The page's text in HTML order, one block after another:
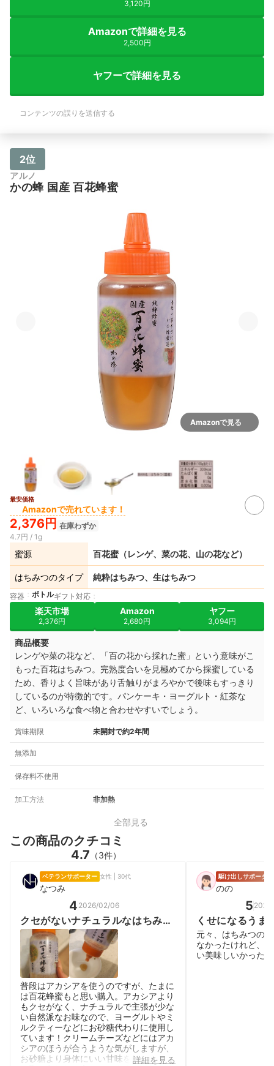
3,120円
Amazonで詳細を見る
2,500円
ヤフーで詳細を見る
コンテンツの誤りを送信する
2位
アルノ
かの蜂 国産 百花蜂蜜
Amazonで見る
最安価格
Amazonで売れています！
2,376円 在庫わずか
4.7円 / 1g
蜜源 百花蜜（レンゲ、菜の花、山の花など）
はちみつのタイプ 純粋はちみつ、生はちみつ
容器 ボトルギフト対応
楽天市場
2,376円
Amazon
2,680円
ヤフー
3,094円
商品概要
レンゲや菜の花など、「百の花から採れた蜜」という意味がこ
もった百花はちみつ。完熟度合いを見極めてから採蜜している
ため、香りよく旨味があり舌触りがまろやかで後味もすっきり
しているのが特徴的です。パンケーキ・ヨーグルト・紅茶な
ど、いろいろな食べ物と合わせやすいでしょう。
賞味期限 未開封で約2年間
無添加
保存料不使用
加工方法 非加熱
全部見る
この商品のクチコミ
4.7 （3件）
ベテランサポーター 女性 | 30代
なつみ
4 2026/02/06
クセがないナチュラルなはちみつ
で、ヨーグルトにぴったり！
普段はアカシアを使うのですが、たまに
は百花蜂蜜もと思い購入。アカシアより
もクセがなく、ナチュラルで主張が少な
い自然派なお味なので、ヨーグルトやミ
ルクティーなどにお砂糖代わりに使用し
ています！クリームチーズなどにはアカ
シアのほうが合うような気がしますが、
お砂糖より身体にいい甘味を手軽に日常
詳細を見る
駆け出しサポーター
のの
5
くせになるうま
元々、はちみつの
なかったけれど、
い美味しいかった。